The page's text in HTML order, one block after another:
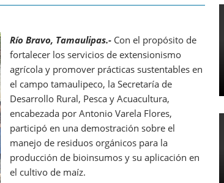
Río Bravo, Tamaulipas.- Con el propósito de
fortalecer los servicios de extensionismo
agrícola y promover prácticas sustentables en
el campo tamaulipeco, la Secretaría de
Desarrollo Rural, Pesca y Acuacultura,
encabezada por Antonio Varela Flores,
participó en una demostración sobre el
manejo de residuos orgánicos para la
producción de bioinsumos y su aplicación en
el cultivo de maíz.